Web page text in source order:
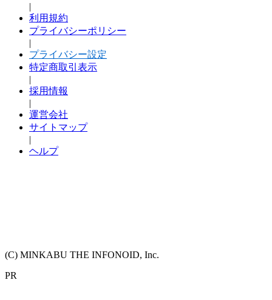
|
利用規約
プライバシーポリシー
|
プライバシー設定
特定商取引表示
|
採用情報
|
運営会社
サイトマップ
|
ヘルプ
(C) MINKABU THE INFONOID, Inc.
PR